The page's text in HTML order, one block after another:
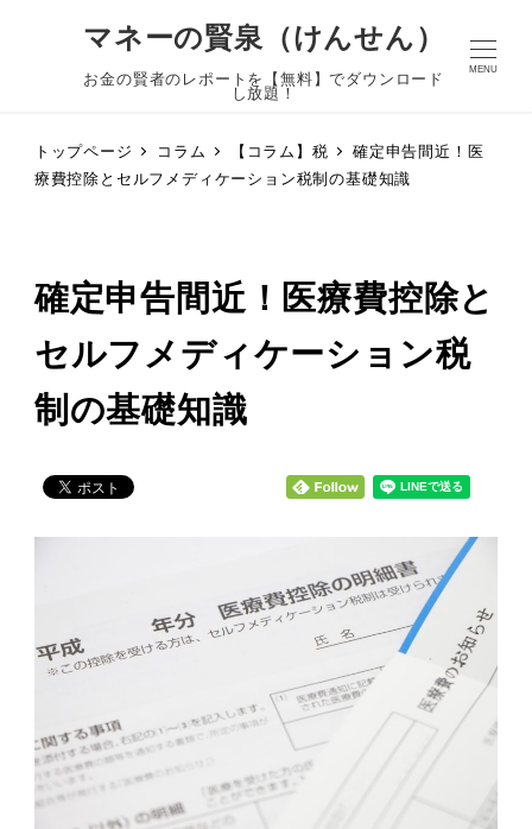
マネーの賢泉（けんせん）
お金の賢者のレポートを【無料】でダウンロード
し放題！
MENU
トップページ コラム 【コラム】税
確定申告間近！医
療費控除とセルフメディケーション税制の基礎知識
確定申告間近！医療費控除と
セルフメディケーション税
制の基礎知識